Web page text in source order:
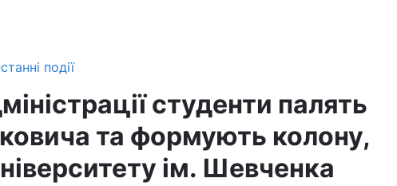
події
студенти палять
та формують колону,
ім. Шевченка